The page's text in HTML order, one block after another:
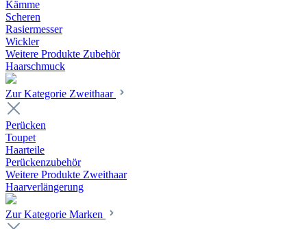
Kämme
Scheren
Rasiermesser
Wickler
Weitere Produkte Zubehör
Haarschmuck
Zur Kategorie Zweithaar
Perücken
Toupet
Haarteile
Perückenzubehör
Weitere Produkte Zweithaar
Haarverlängerung
Zur Kategorie Marken